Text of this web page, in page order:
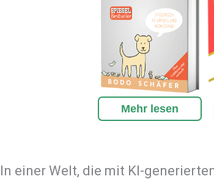
Mehr lesen
In einer Welt, die mit KI-